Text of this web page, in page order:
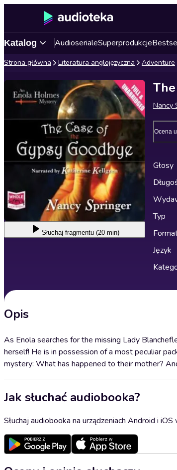
Katalog AudioserialeSuperprodukcje
Strona główna Literatura anglojęzyczna Adventure
Słuchaj fragmentu (20 min)
Nancy
Ocena
Głosy
Typ
Język
Opis
As Enola searches for the missing Lady
herself! He is in possession of a most peculiar
mystery: What has happened to their mother?
Jak słuchać audiobooka?
Słuchaj audiobooka na urządzeniach Android i